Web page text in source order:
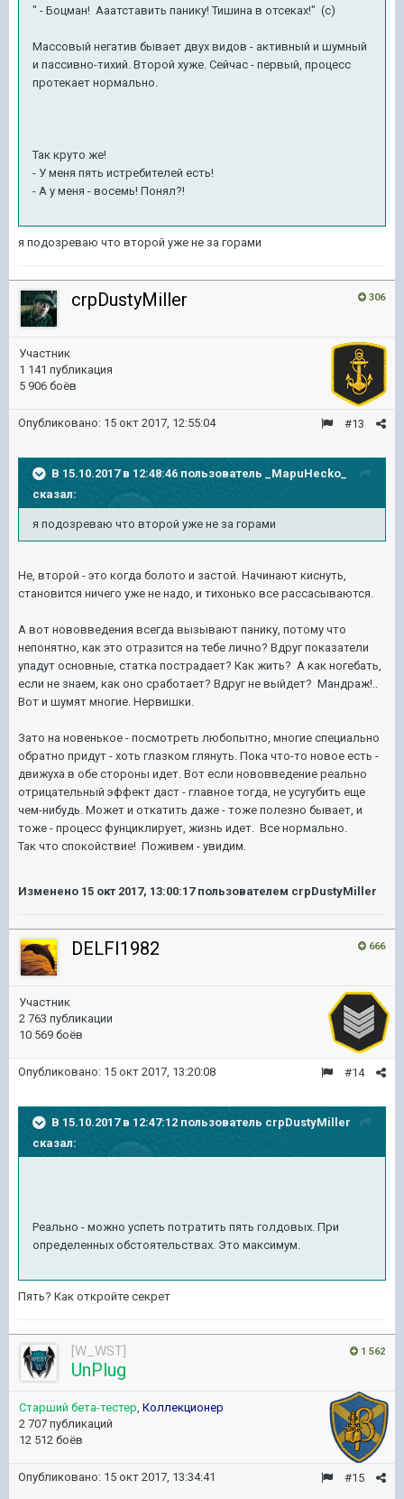
" - Боцман! Ааатставить панику! Тишина в отсеках!" (с)
Массовый негатив бывает двух видов - активный и шумный
и пассивно-тихий. Второй хуже. Сейчас - первый, процесс
протекает нормально.
Так круто же!
- У меня пять истребителей есть!
- А у меня - восемь! Понял?!
я подозреваю что второй уже не за горами
306
crpDustyMiller
Участник
1 141 публикация
5 906 боёв
#13
Опубликовано: 15 окт 2017, 12:55:04
В 15.10.2017 в 12:48:46 пользователь
_MapuHecko_
сказал:
я подозреваю что второй уже не за горами
Не, второй - это когда болото и застой. Начинают киснуть,
становится ничего уже не надо, и тихонько все рассасываются.
А вот нововведения всегда вызывают панику, потому что
непонятно, как это отразится на тебе лично? Вдруг показатели
упадут основные, статка пострадает? Как жить? А как ногебать,
если не знаем, как оно сработает? Вдруг не выйдет? Мандраж!..
Вот и шумят многие. Нервишки.
Зато на новенькое - посмотреть любопытно, многие специально
обратно придут - хоть глазком глянуть. Пока что-то новое есть -
движуха в обе стороны идет. Вот если нововведение реально
отрицательный эффект даст - главное тогда, не усугубить еще
чем-нибудь. Может и откатить даже - тоже полезно бывает, и
тоже - процесс фунциклирует, жизнь идет. Все нормально.
Так что спокойствие! Поживем - увидим.
Изменено 15 окт 2017, 13:00:17пользователем crpDustyMiller
666
DELFI1982
Участник
2 763 публикации
10 569 боёв
#14
Опубликовано: 15 окт 2017, 13:20:08
В 15.10.2017 в 12:47:12 пользователь crpDustyMiller
сказал:
Реально - можно успеть потратить пять голдовых. При
определенных обстоятельствах. Это максимум.
Пять? Как откройте секрет
1 562
[W_WST]
UnPlug
Старший бета-тестер, Коллекционер
2 707 публикаций
12 512 боёв
#15
Опубликовано: 15 окт 2017, 13:34:41